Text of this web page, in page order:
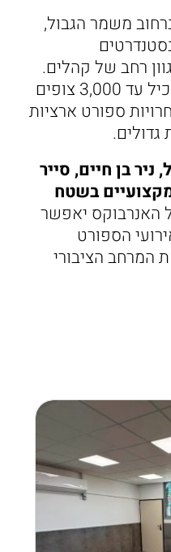
משמר הגבול,
רחב של קהלים.
ההיכל הוא רב-תכליתי המכיל עד 3,000 צופים
ספורט ארציות
גדולים.
בן חיים, סייר
בשטח
האנרבוקס יאפשר
הספורט
המרחב הציבורי